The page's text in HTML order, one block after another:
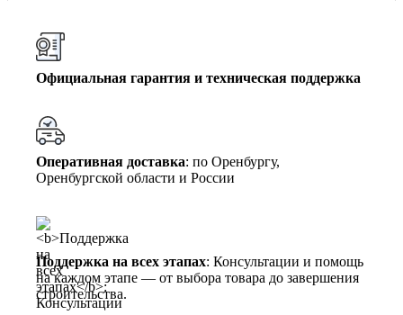
Официальная гарантия и техническая поддержка
Оперативная доставка: по Оренбургу,
Оренбургской области и России
Поддержка на всех этапах: Консультации и помощь
на каждом этапе — от выбора товара до завершения
строительства.